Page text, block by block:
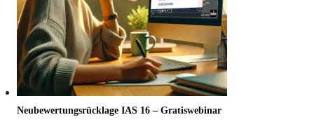
Neu­be­wer­tungs­rück­la­ge IAS 16 – Gratiswebinar